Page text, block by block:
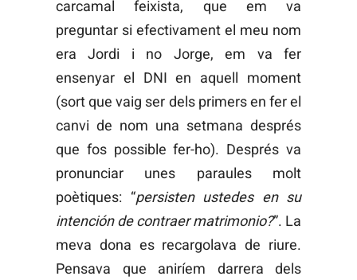
carcamal feixista, que em va
preguntar si efectivament el meu nom
era Jordi i no Jorge, em va fer
ensenyar el DNI en aquell moment
(sort que vaig ser dels primers en fer el
canvi de nom una setmana després
que fos possible fer-ho). Després va
pronunciar unes paraules molt
poètiques: “persisten ustedes en su
intención de contraer matrimonio?”. La
meva dona es recargolava de riure.
Pensava que aniríem darrera dels